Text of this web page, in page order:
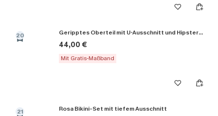
20 Geripptes Oberteil mit U-Ausschnitt und Hipster-Bikini-Set
44,00 €
Mit Gratis-Maßband
21 Rosa Bikini-Set mit tiefem Ausschnitt